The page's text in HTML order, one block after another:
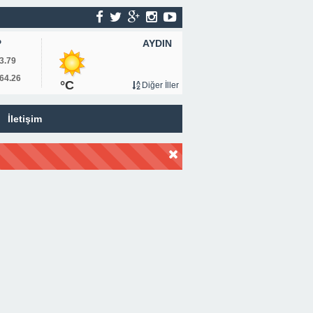
AYDIN
°C Diğer İller
İletişim